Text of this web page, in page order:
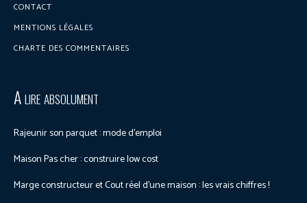
CONTACT
MENTIONS LÉGALES
CHARTE DES COMMENTAIRES
A lire absolument
Rajeunir son parquet : mode d’emploi
Maison Pas cher : construire low cost
Marge constructeur et Cout réel d’une maison : les vrais chiffres !